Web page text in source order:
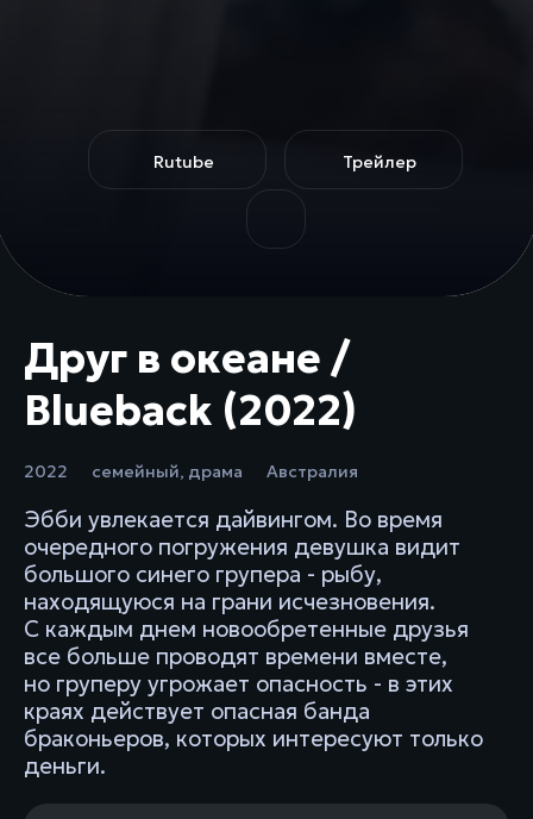
Rutube Трейлер
Друг в океане /
Blueback (2022)
2022 семейный, драма Австралия
Эбби увлекается дайвингом. Во время
очередного погружения девушка видит
большого синего групера - рыбу,
находящуюся на грани исчезновения.
С каждым днем новообретенные друзья
все больше проводят времени вместе,
но груперу угрожает опасность - в этих
краях действует опасная банда
браконьеров, которых интересуют только
деньги.